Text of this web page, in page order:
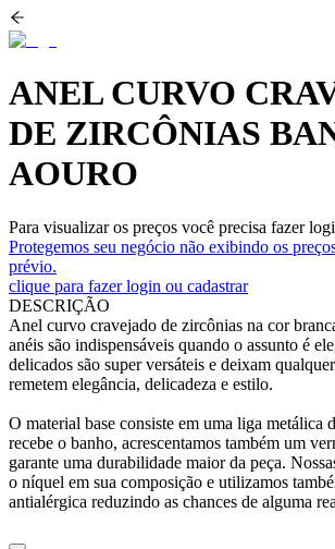
ANEL CURVO
DE ZIRCÔNIAS
AOURO
Para visualizar os preços você precisa fazer
Protegemos seu negócio não exibindo os
prévio.
clique para fazer login ou cadastrar
DESCRIÇÃO
Anel curvo cravejado de zircônias na cor
anéis são indispensáveis quando o assunto é
delicados são super versáteis e deixam
remetem elegância, delicadeza e estilo.
O material base consiste em uma liga metálica
recebe o banho, acrescentamos também um
garante uma durabilidade maior da peça.
o níquel em sua composição e utilizamos
antialérgica reduzindo as chances de alguma